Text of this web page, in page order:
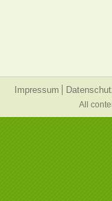
Impressum
All